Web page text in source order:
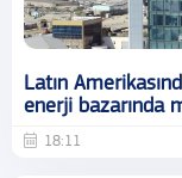
Latın
enerji bazarında
18:11